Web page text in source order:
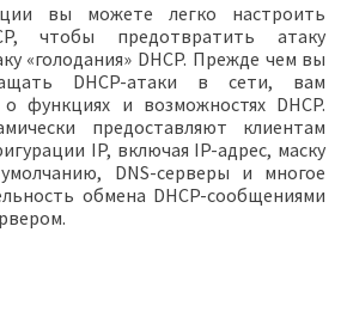
вы можете легко настроить
чтобы предотвратить атаку
«голодания» DHCP. Прежде чем вы
DHCP-атаки в сети, вам
функциях и возможностях DHCP.
предоставляют клиентам
IP, включая IP-адрес, маску
DNS-серверы и многое
обмена DHCP-сообщениями